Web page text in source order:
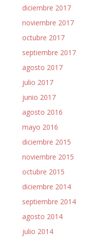
diciembre 2017
noviembre 2017
octubre 2017
septiembre 2017
agosto 2017
julio 2017
junio 2017
agosto 2016
mayo 2016
diciembre 2015
noviembre 2015
octubre 2015
diciembre 2014
septiembre 2014
agosto 2014
julio 2014